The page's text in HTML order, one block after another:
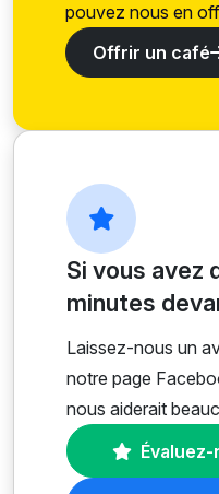
pouvez nous en
Offrir un café
Si vous avez
minutes
Laissez-nous un
notre page
nous aiderait